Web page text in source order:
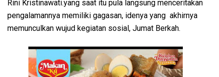
Rini Kristinawati.yang saat itu pula langsung menceritakan
pengalamannya memiliki gagasan, idenya yang akhirnya
memunculkan wujud kegiatan sosial, Jumat Berkah.